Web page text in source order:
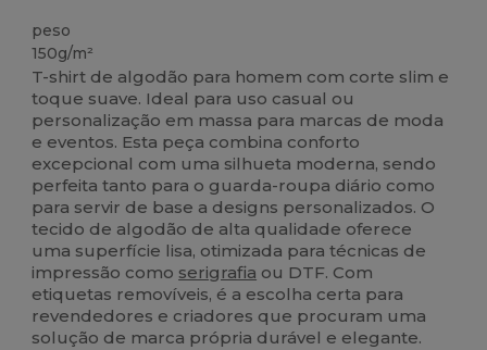
peso
150g/m²
T-shirt de algodão para homem com corte slim e
toque suave. Ideal para uso casual ou
personalização em massa para marcas de moda
e eventos. Esta peça combina conforto
excepcional com uma silhueta moderna, sendo
perfeita tanto para o guarda-roupa diário como
para servir de base a designs personalizados. O
tecido de algodão de alta qualidade oferece
uma superfície lisa, otimizada para técnicas de
impressão como serigrafia ou DTF. Com
etiquetas removíveis, é a escolha certa para
revendedores e criadores que procuram uma
solução de marca própria durável e elegante.